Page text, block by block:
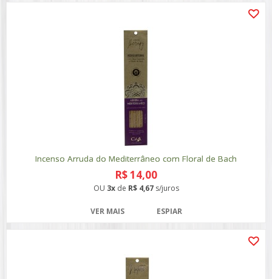
Incenso Arruda do Mediterrâneo com Floral de Bach
R$ 14,00
OU 3xde R$ 4,67s/juros
VER MAIS ESPIAR